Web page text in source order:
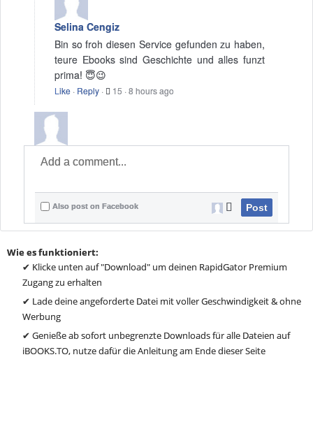
Selina Cengiz
Bin so froh diesen Service gefunden zu haben,
teure Ebooks sind Geschichte und alles funzt
prima! 😇😉
Like · Reply · 15 ·8 hours ago
Also post on Facebook Post
Wie es funktioniert:
✔ Klicke unten auf "Download" um deinen RapidGator Premium
Zugang zu erhalten
✔ Lade deine angeforderte Datei mit voller Geschwindigkeit & ohne
Werbung
✔ Genieße ab sofort unbegrenzte Downloads für alle Dateien auf
iBOOKS.TO, nutze dafür die Anleitung am Ende dieser Seite